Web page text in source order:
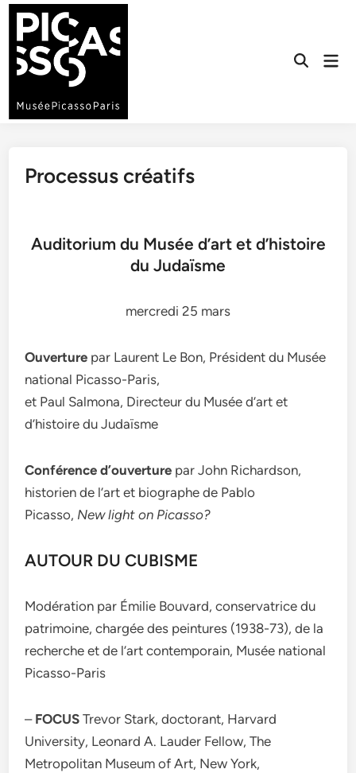
primebahis instagram amgbahis
Skip
content
Open
Processus créatifs
Auditorium du Musée d’art et d’histoire
du Judaïsme
mercredi 25 mars
Ouverture par Laurent Le Bon, Président du Musée
national Picasso-Paris,
et Paul Salmona, Directeur du Musée d’art et
d’histoire du Judaïsme
Conférence d’ouverture par John Richardson,
historien de l’art et biographe de Pablo
Picasso, New light on Picasso?
AUTOUR DU CUBISME
Modération par Émilie Bouvard, conservatrice du
patrimoine, chargée des peintures (1938-73), de la
recherche et de l’art contemporain, Musée national
Picasso-Paris
– FOCUS Trevor Stark, doctorant, Harvard
University, Leonard A. Lauder Fellow, The
Metropolitan Museum of Art, New York,